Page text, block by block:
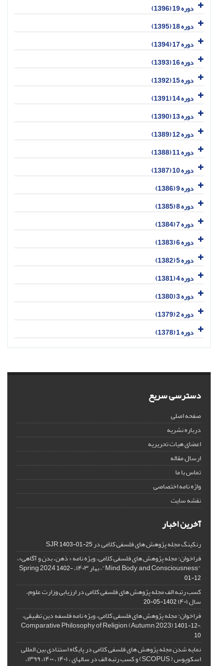
دوره 19 (1396)
دوره 18 (1395)
دوره 17 (1394)
دوره 16 (1393)
دوره 15 (1392)
دوره 14 (1391)
دوره 13 (1390)
دوره 12 (1389)
دوره 11 (1388)
دوره 10 (1387)
دوره 9 (1386)
دوره 8 (1385)
دوره 7 (1384)
دوره 6 (1383)
دوره 5 (1382)
دوره 4 (1381)
دوره 3 (1380)
دوره 2 (1379)
دوره 1 (1378)
دسترسی سریع
صفحه اصلی
درباره نشریه
اعضای هیات تحریریه
ارسال مقاله
تماس با ما
واژه نامه اختصاصی
نقشه سایت
آخرین اخبار
رنکینگ مجله پژوهش های فلسفی کلامی در SJR1403-01-25
فراخوان: مجله پژوهش های فلسفی کلامی، ویژه نامه « ذهن، بدن و آگاهی»،
"Mind, Body, and Consciousness"، بهار ۱۴۰۳، Spring 2024
1402-
01-12
کسب رتبه الف مجله پژوهش های فلسفی کلامی در ارزیابی وزارت علوم،
سال ۱۴۰۱ 1402-05-20
فراخوان: مجله پژوهش های فلسفی کلامی، ویژه نامه فلسفه دین تطبیقی،
,Comparative Philosophy of Religion (Autumn 2023)
1401-12-
10
نمایه شدن مجله پژوهش های فلسفی کلامی در پایگاه استنادی بین المللی
اسکوپوس ( SCOPUS) و کسب رتبه الف در سالهای ، ۱۴۰۱ ، ۱۴۰۰، ۱۳۹۹،